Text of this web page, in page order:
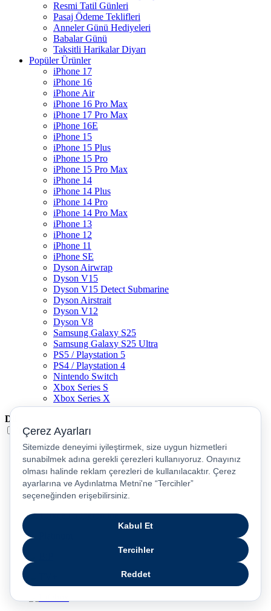
Resmi Tatil Günleri
Pasaj Ödeme Teklifleri
Anneler Günü Hediyeleri
Babalar Günü
Taksitli Harikalar Diyarı
Popüler Ürünler
iPhone 17
iPhone 16
iPhone Air
iPhone 16 Pro Max
iPhone 17 Pro Max
iPhone 16E
iPhone 15
iPhone 15 Plus
iPhone 15 Pro
iPhone 15 Pro Max
iPhone 14
iPhone 14 Plus
iPhone 14 Pro
iPhone 14 Pro Max
iPhone 13
iPhone 12
iPhone 11
iPhone SE
Dyson Airwrap
Dyson V15
Dyson V15 Detect Submarine
Dyson Airstrait
Dyson V12
Dyson V8
Samsung Galaxy S25
Samsung Galaxy S25 Ultra
PS5 / Playstation 5
PS4 / Playstation 4
Nintendo Switch
Xbox Series S
Xbox Series X
Dil
Türkçe
English
عربى
русский